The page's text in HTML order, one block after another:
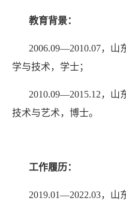
教育背景：
2006.09—2010.07，山
学与技术，学士；
2010.09—2015.12，山
技术与艺术，博士。
工作履历：
2019.01—2022.03，山